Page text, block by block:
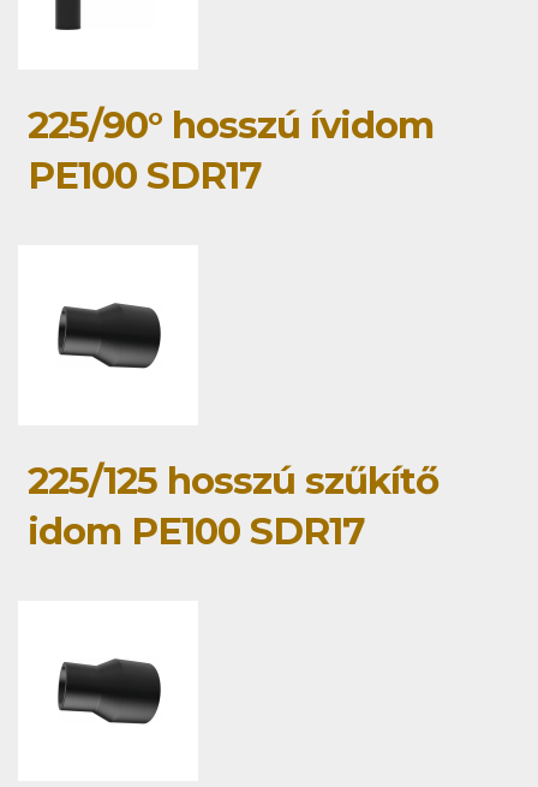
225/90° hosszú ívidom
PE100 SDR17
225/125 hosszú szűkítő
idom PE100 SDR17